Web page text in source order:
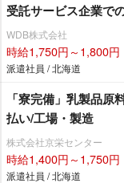
受託サービス企業で
WDB株式会社
時給1,750円～1,800円
派遣社員 / 北海道
「寮完備」乳製品原
払い/工場・製造
株式会社京栄センター
時給1,400円～1,750円
派遣社員 / 北海道